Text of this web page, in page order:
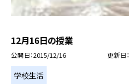
12月16日の授業
公開日 2015/12/16 更新日
学校生活